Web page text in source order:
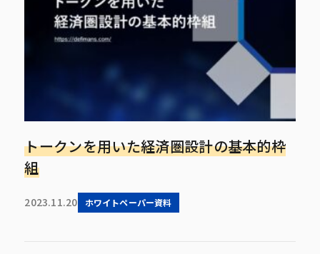
トークンを用いた経済圏設計の基本的枠
組
2023.11.20 ホワイトペーパー資料